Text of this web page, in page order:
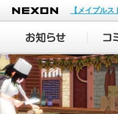
NEXON
【メイプル